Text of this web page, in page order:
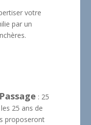
votre
par un
: 25
25 ans de
proposeront